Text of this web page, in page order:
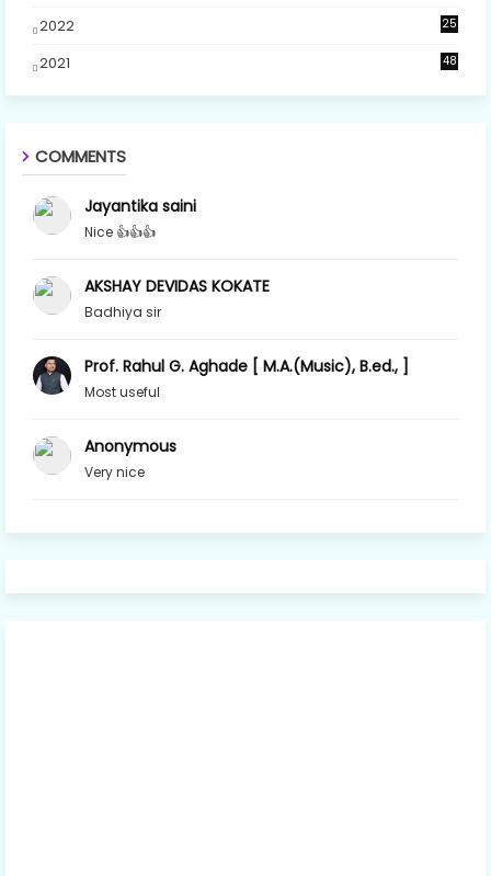
2022 25
2021 48
COMMENTS
Jayantika saini
Nice 👍👍👍
AKSHAY DEVIDAS KOKATE
Badhiya sir
Prof. Rahul G. Aghade [ M.A.(Music), B.ed., ]
Most useful
Anonymous
Very nice